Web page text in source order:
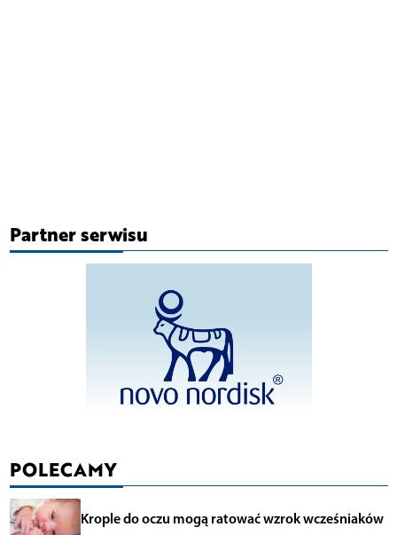
Partner serwisu
POLECAMY
Krople do oczu mogą ratować wzrok wcześniaków